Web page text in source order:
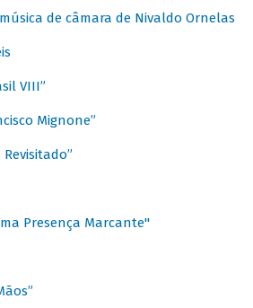
de câmara de Nivaldo Ornelas
VIII”
Mignone”
Presença Marcante"